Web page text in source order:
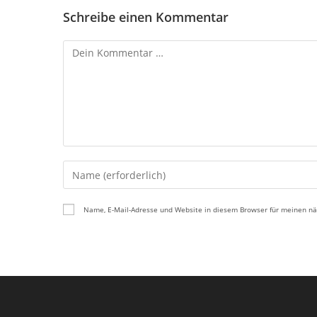
Schreibe einen Kommentar
Kommentar
Gib
deinen
Namen
Kommentieren
Name, E-Mail-Adresse und Website in diesem Browser für meinen